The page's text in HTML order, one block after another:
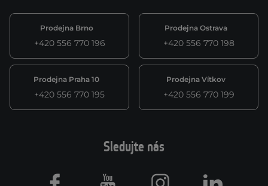
Prodejna Brno
+420 556 770 196
Prodejna Ostrava
+420 556 770 198
Prodejna Praha 10
+420 556 770 195
Prodejna Vítkov
+420 556 770 199
Sledujte nás